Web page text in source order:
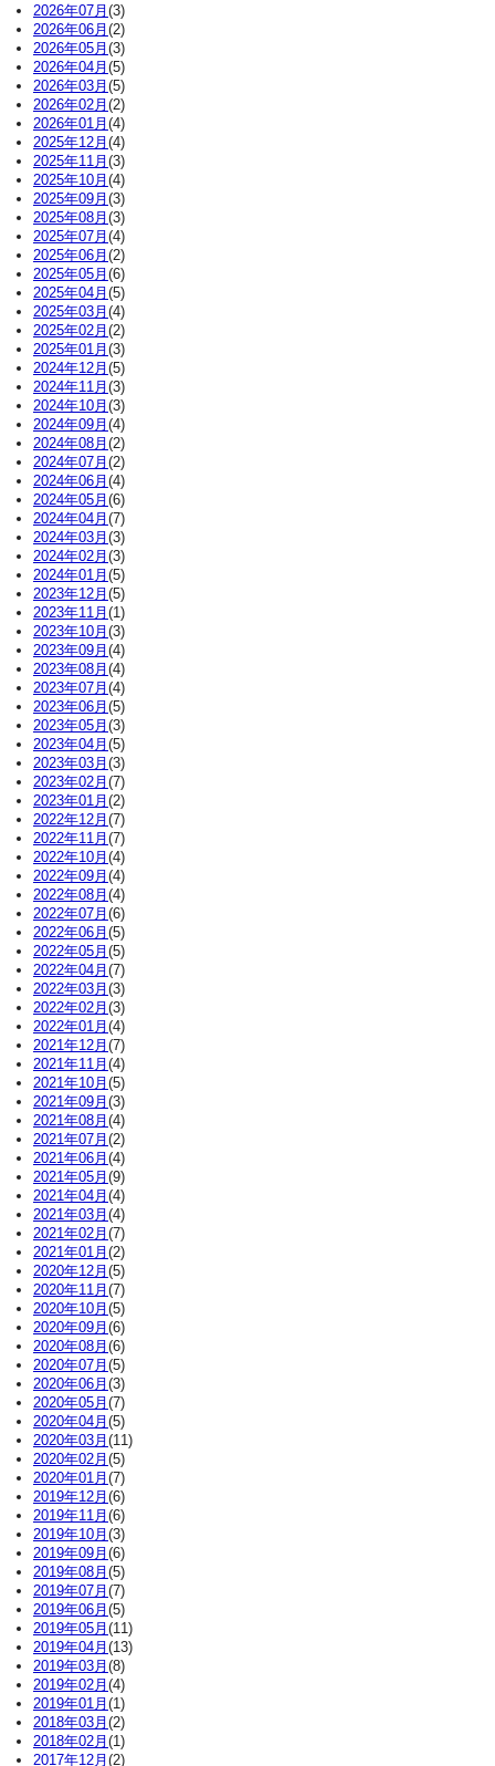
2026年07月 (3)
2026年06月 (2)
2026年05月 (3)
2026年04月 (5)
2026年03月 (5)
2026年02月 (2)
2026年01月 (4)
2025年12月 (4)
2025年11月 (3)
2025年10月 (4)
2025年09月 (3)
2025年08月 (3)
2025年07月 (4)
2025年06月 (2)
2025年05月 (6)
2025年04月 (5)
2025年03月 (4)
2025年02月 (2)
2025年01月 (3)
2024年12月 (5)
2024年11月 (3)
2024年10月 (3)
2024年09月 (4)
2024年08月 (2)
2024年07月 (2)
2024年06月 (4)
2024年05月 (6)
2024年04月 (7)
2024年03月 (3)
2024年02月 (3)
2024年01月 (5)
2023年12月 (5)
2023年11月 (1)
2023年10月 (3)
2023年09月 (4)
2023年08月 (4)
2023年07月 (4)
2023年06月 (5)
2023年05月 (3)
2023年04月 (5)
2023年03月 (3)
2023年02月 (7)
2023年01月 (2)
2022年12月 (7)
2022年11月 (7)
2022年10月 (4)
2022年09月 (4)
2022年08月 (4)
2022年07月 (6)
2022年06月 (5)
2022年05月 (5)
2022年04月 (7)
2022年03月 (3)
2022年02月 (3)
2022年01月 (4)
2021年12月 (7)
2021年11月 (4)
2021年10月 (5)
2021年09月 (3)
2021年08月 (4)
2021年07月 (2)
2021年06月 (4)
2021年05月 (9)
2021年04月 (4)
2021年03月 (4)
2021年02月 (7)
2021年01月 (2)
2020年12月 (5)
2020年11月 (7)
2020年10月 (5)
2020年09月 (6)
2020年08月 (6)
2020年07月 (5)
2020年06月 (3)
2020年05月 (7)
2020年04月 (5)
2020年03月 (11)
2020年02月 (5)
2020年01月 (7)
2019年12月 (6)
2019年11月 (6)
2019年10月 (3)
2019年09月 (6)
2019年08月 (5)
2019年07月 (7)
2019年06月 (5)
2019年05月 (11)
2019年04月 (13)
2019年03月 (8)
2019年02月 (4)
2019年01月 (1)
2018年03月 (2)
2018年02月 (1)
2017年12月 (2)